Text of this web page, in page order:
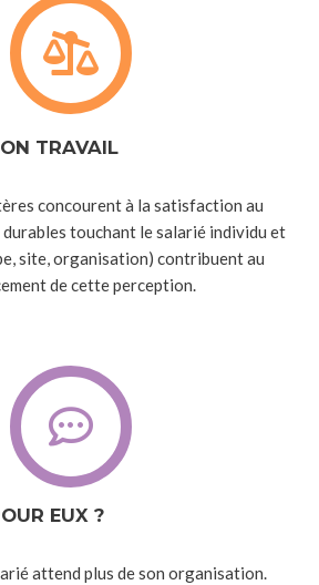
TRAVAIL
concourent à la satisfaction au
touchant le salarié individu et
site, organisation) contribuent au
de cette perception.
EUX ?
attend plus de son organisation.